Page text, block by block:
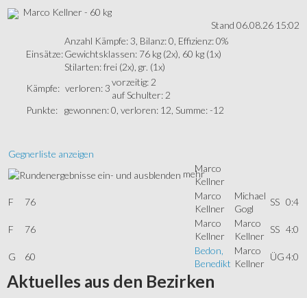
Marco Kellner - 60 kg
Stand 06.08.26 15:02
Einsätze:
Anzahl Kämpfe: 3, Bilanz: 0, Effizienz: 0%
Gewichtsklassen: 76 kg (2x), 60 kg (1x)
Stilarten: frei (2x), gr. (1x)
Kämpfe: verloren: 3
vorzeitig: 2
auf Schulter: 2
Punkte: gewonnen: 0, verloren: 12, Summe: -12
Gegnerliste anzeigen
mehrMarco
Kellner
F
76
Marco
Kellner
Michael
Gogl
SS 0:4
F 76
Marco
Kellner
Marco
Kellner
SS 4:0
G 60
Bedon,
Benedikt
Marco
Kellner
ÜG4:0
Aktuelles aus den Bezirken